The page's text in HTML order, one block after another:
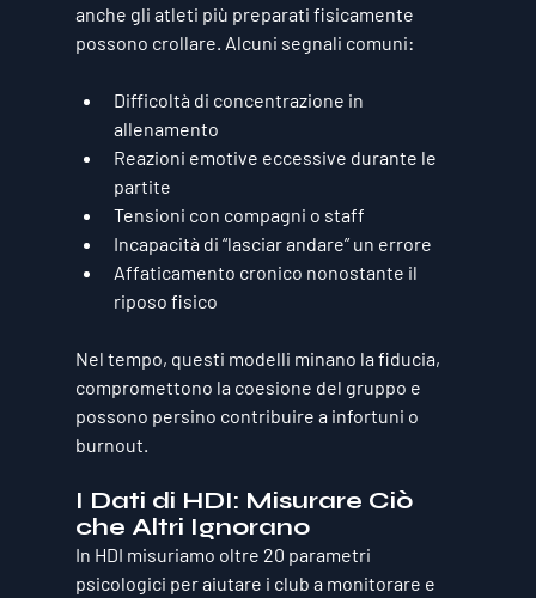
anche gli atleti più preparati fisicamente
possono crollare. Alcuni segnali comuni:
Difficoltà di concentrazione in
allenamento
Reazioni emotive eccessive durante le
partite
Tensioni con compagni o staff
Incapacità di “lasciar andare” un errore
Affaticamento cronico nonostante il
riposo fisico
Nel tempo, questi modelli minano la fiducia,
compromettono la coesione del gruppo e
possono persino contribuire a infortuni o
burnout.
I Dati di HDI: Misurare Ciò
che Altri Ignorano
In HDI misuriamo oltre 20 parametri
psicologici per aiutare i club a monitorare e